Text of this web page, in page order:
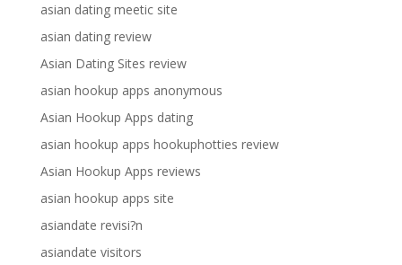
asian dating meetic site
asian dating review
Asian Dating Sites review
asian hookup apps anonymous
Asian Hookup Apps dating
asian hookup apps hookuphotties review
Asian Hookup Apps reviews
asian hookup apps site
asiandate revisi?n
asiandate visitors